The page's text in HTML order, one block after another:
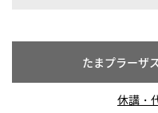
たまプラーザ
休講・